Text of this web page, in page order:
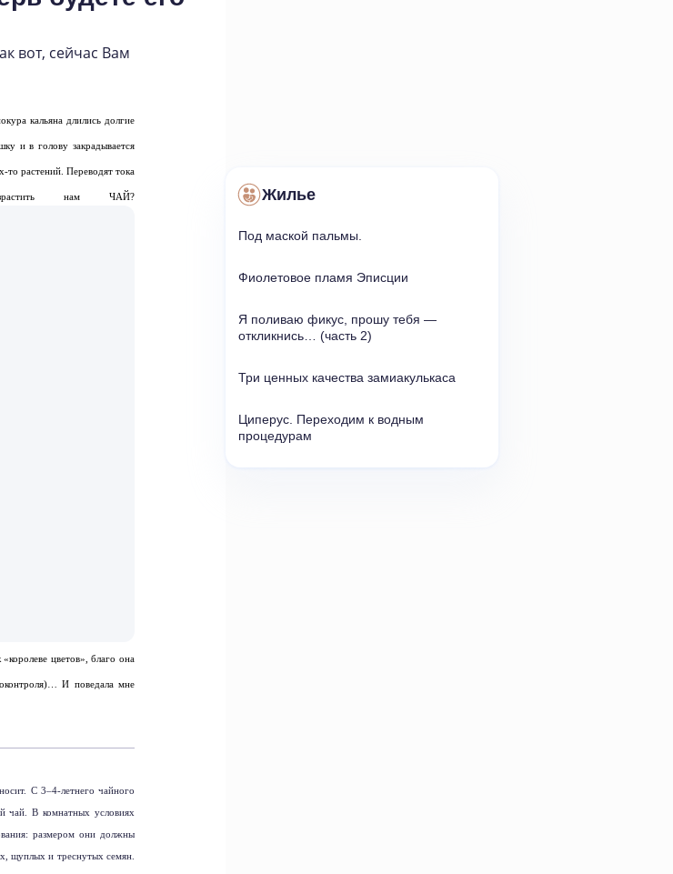
вот, сейчас Вам
кальяна длились долгие
и в голову закрадывается
то растений. Переводят тока
нам ЧАЙ?
цветов», благо она
И поведала мне
С 3–4-летнего чайного
чай. В комнатных условиях
размером они должны
щуплых и треснутых семян.
Жилье
Под маской пальмы.
Фиолетовое пламя Эписции
Я поливаю фикус прошу тебя —
откликнись…
(часть 2)
Три ценных качества замиакулькаса
Циперус. Переходим к водным
процедурам